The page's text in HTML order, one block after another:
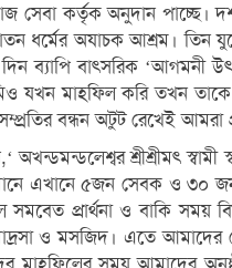
কর্তৃক অনুদান পাচ্ছে।
সনাতন ধর্মের অযাচক আশ্রম।
ব্যাপি বাৎসরিক ‘আগমনী
যখন মাহফিল করি তখন তাকে
বন্ধন অটুট রেখেই আমরা
অখন্ডমন্ডলেশ্বর শ্রীশ্রীমৎ
এখানে ৫জন সেবক ও ৩০ জন
প্রার্থনা ও বাকি সময়
ও মসজিদ। এতে আমাদের